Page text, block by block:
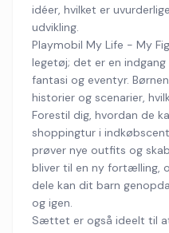
idéer, hvilket er
udvikling.
Playmobil My Life - My
legetøj; det er en
fantasi og eventyr.
historier og scenarier,
Forestil dig, hvordan de
shoppingtur i
prøver nye outfits og
bliver til en ny fortælling,
dele kan dit barn
og igen.
Sættet er også ideelt til